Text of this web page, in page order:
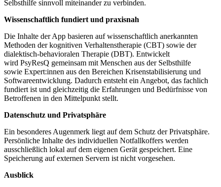
Selbsthilfe sinnvoll miteinander zu verbinden.
Wissenschaftlich fundiert und praxisnah
Die Inhalte der App basieren auf wissenschaftlich anerkannten
Methoden der kognitiven Verhaltenstherapie (CBT) sowie der
dialektisch-behavioralen Therapie (DBT). Entwickelt
wird PsyResQ gemeinsam mit Menschen aus der Selbsthilfe
sowie Expert:innen aus den Bereichen Krisenstabilisierung und
Softwareentwicklung. Dadurch entsteht ein Angebot, das fachlich
fundiert ist und gleichzeitig die Erfahrungen und Bedürfnisse von
Betroffenen in den Mittelpunkt stellt.
Datenschutz und Privatsphäre
Ein besonderes Augenmerk liegt auf dem Schutz der Privatsphäre.
Persönliche Inhalte des individuellen Notfallkoffers werden
ausschließlich lokal auf dem eigenen Gerät gespeichert. Eine
Speicherung auf externen Servern ist nicht vorgesehen.
Ausblick